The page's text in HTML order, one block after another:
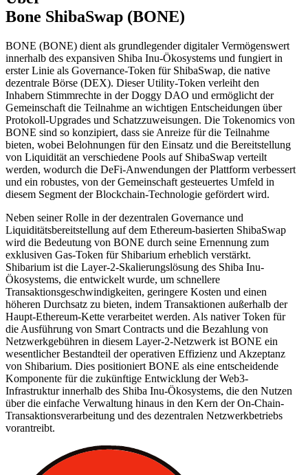
Bone ShibaSwap (BONE)
BONE (BONE) dient als grundlegender digitaler Vermögenswert
innerhalb des expansiven Shiba Inu-Ökosystems und fungiert in
erster Linie als Governance-Token für ShibaSwap, die native
dezentrale Börse (DEX). Dieser Utility-Token verleiht den
Inhabern Stimmrechte in der Doggy DAO und ermöglicht der
Gemeinschaft die Teilnahme an wichtigen Entscheidungen über
Protokoll-Upgrades und Schatzzuweisungen. Die Tokenomics von
BONE sind so konzipiert, dass sie Anreize für die Teilnahme
bieten, wobei Belohnungen für den Einsatz und die Bereitstellung
von Liquidität an verschiedene Pools auf ShibaSwap verteilt
werden, wodurch die DeFi-Anwendungen der Plattform verbessert
und ein robustes, von der Gemeinschaft gesteuertes Umfeld in
diesem Segment der Blockchain-Technologie gefördert wird.
Neben seiner Rolle in der dezentralen Governance und
Liquiditätsbereitstellung auf dem Ethereum-basierten ShibaSwap
wird die Bedeutung von BONE durch seine Ernennung zum
exklusiven Gas-Token für Shibarium erheblich verstärkt.
Shibarium ist die Layer-2-Skalierungslösung des Shiba Inu-
Ökosystems, die entwickelt wurde, um schnellere
Transaktionsgeschwindigkeiten, geringere Kosten und einen
höheren Durchsatz zu bieten, indem Transaktionen außerhalb der
Haupt-Ethereum-Kette verarbeitet werden. Als nativer Token für
die Ausführung von Smart Contracts und die Bezahlung von
Netzwerkgebühren in diesem Layer-2-Netzwerk ist BONE ein
wesentlicher Bestandteil der operativen Effizienz und Akzeptanz
von Shibarium. Dies positioniert BONE als eine entscheidende
Komponente für die zukünftige Entwicklung der Web3-
Infrastruktur innerhalb des Shiba Inu-Ökosystems, die den Nutzen
über die einfache Verwaltung hinaus in den Kern der On-Chain-
Transaktionsverarbeitung und des dezentralen Netzwerkbetriebs
vorantreibt.